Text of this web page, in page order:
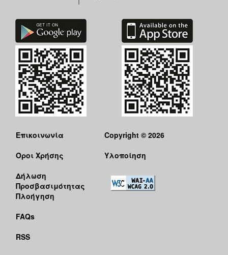
Επικοινωνία
Όροι Χρήσης
Δήλωση
Προσβασιμότητας
Πλοήγηση
FAQs
RSS
Copyright © 2026
Υλοποίηση